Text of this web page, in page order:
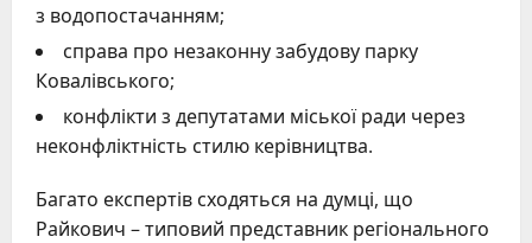
з водопостачанням;
справа про незаконну забудову парку
Ковалівського;
конфлікти з депутатами міської ради через
неконфліктність стилю керівництва.
Багато експертів сходяться на думці, що
Райкович – типовий представник регіонального